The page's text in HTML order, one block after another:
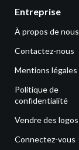
Entreprise
À propos de nous
Contactez-nous
Mentions légales
Politique de
confidentialité
Vendre des logos
Connectez-vous